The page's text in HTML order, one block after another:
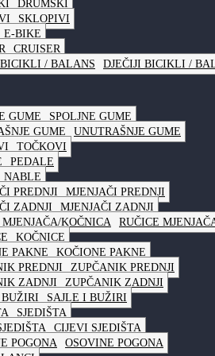
DRUMSKI
SKLOPIVI
E-BIKE
CRUISER
DJEČIJI BICIKLI /
SPOLJNE GUME
UNUTRAŠNJE GUME
TOČKOVI
PEDALE
NABLE
MJENJAČI PREDNJI
MJENJAČI ZADNJI
RUČICE
KOČNICE
KOČIONE PAKNE
ZUPČANIK PREDNJI
ZUPČANIK ZADNJI
SAJLE I BUŽIRI
SJEDIŠTA
CIJEVI SJEDIŠTA
OSOVINE POGONA